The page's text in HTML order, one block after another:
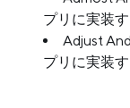
プリに実装
Adjust
プリに実装